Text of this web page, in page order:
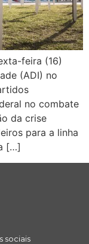
feira (16)
(ADI) no
no combate
da crise
para a linha
[…]
sociais